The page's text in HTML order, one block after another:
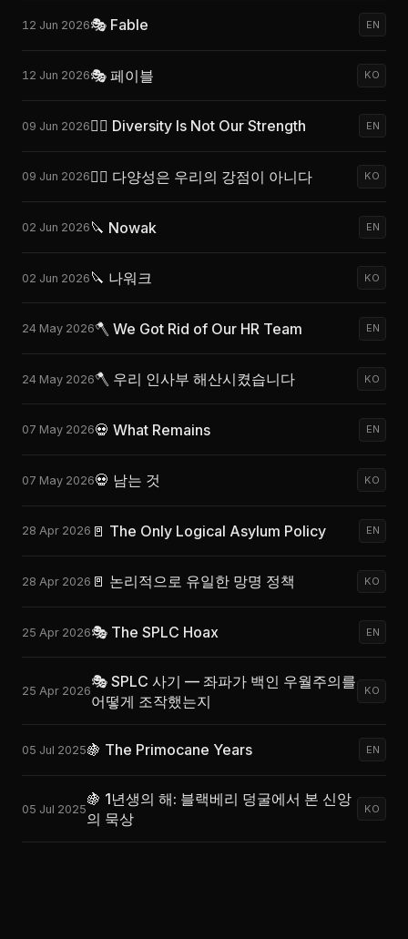
12 Jun 2026🎭 Fable EN
12 Jun 2026🎭 페이블 KO
09 Jun 2026🏴‍☠️ Diversity Is Not Our Strength EN
09 Jun 2026🏴‍☠️ 다양성은 우리의 강점이 아니다 KO
02 Jun 2026 🔪 Nowak EN
02 Jun 2026 🔪 나워크 KO
24 May 2026🪓 We Got Rid of Our HR Team EN
24 May 2026🪓 우리 인사부 해산시켰습니다 KO
07 May 2026💀 What Remains EN
07 May 2026💀 남는 것 KO
28 Apr 2026 🚪 The Only Logical Asylum Policy EN
28 Apr 2026 🚪 논리적으로 유일한 망명 정책 KO
25 Apr 2026🎭 The SPLC Hoax EN
25 Apr 2026
🎭 SPLC 사기 — 좌파가 백인 우월주의를
어떻게 조작했는지
KO
05 Jul 2025🍇 The Primocane Years EN
05 Jul 2025
🍇 1년생의 해: 블랙베리 덩굴에서 본 신앙
의 묵상
KO